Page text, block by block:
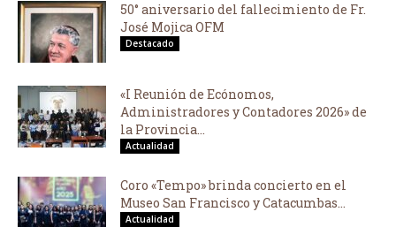
50° aniversario del fallecimiento de Fr.
José Mojica OFM
Destacado
«I Reunión de Ecónomos,
Administradores y Contadores 2026» de
la Provincia...
Actualidad
Coro «Tempo» brinda concierto en el
Museo San Francisco y Catacumbas...
Actualidad